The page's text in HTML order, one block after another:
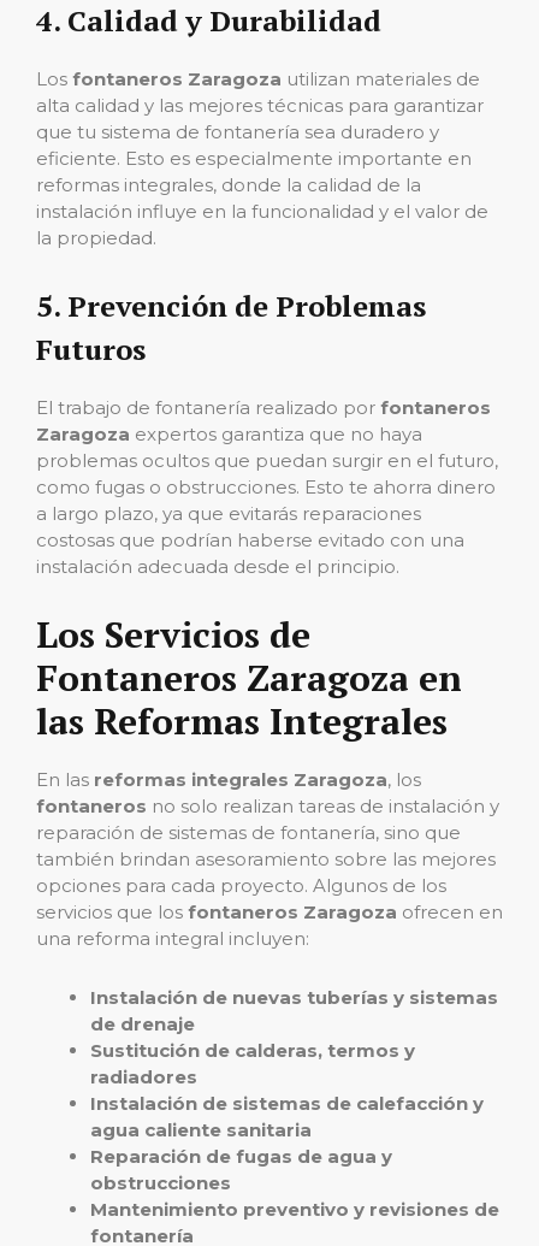
4. Calidad y Durabilidad
Los fontaneros Zaragoza utilizan materiales de
alta calidad y las mejores técnicas para garantizar
que tu sistema de fontanería sea duradero y
eficiente. Esto es especialmente importante en
reformas integrales, donde la calidad de la
instalación influye en la funcionalidad y el valor de
la propiedad.
5. Prevención de Problemas
Futuros
El trabajo de fontanería realizado por fontaneros
Zaragoza expertos garantiza que no haya
problemas ocultos que puedan surgir en el futuro,
como fugas o obstrucciones. Esto te ahorra dinero
a largo plazo, ya que evitarás reparaciones
costosas que podrían haberse evitado con una
instalación adecuada desde el principio.
Los Servicios de
Fontaneros Zaragoza en
las Reformas Integrales
En las reformas integrales Zaragoza, los
fontaneros no solo realizan tareas de instalación y
reparación de sistemas de fontanería, sino que
también brindan asesoramiento sobre las mejores
opciones para cada proyecto. Algunos de los
servicios que los fontaneros Zaragoza ofrecen en
una reforma integral incluyen:
Instalación de nuevas tuberías y sistemas
de drenaje
Sustitución de calderas, termos y
radiadores
Instalación de sistemas de calefacción y
agua caliente sanitaria
Reparación de fugas de agua y
obstrucciones
Mantenimiento preventivo y revisiones de
fontanería